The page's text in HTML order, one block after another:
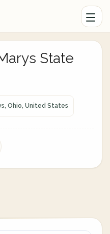
State
Ohio, United States